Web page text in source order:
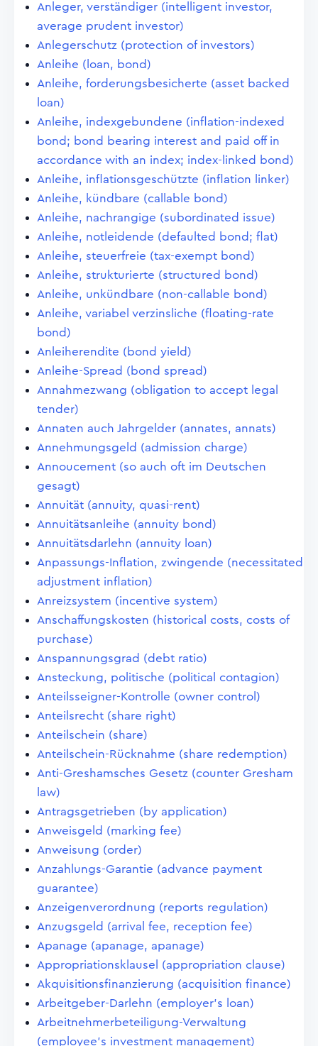
Anleger, verständiger (intelligent investor,
average prudent investor)
Anlegerschutz (protection of investors)
Anleihe (loan, bond)
Anleihe, forderungsbesicherte (asset backed
loan)
Anleihe, indexgebundene (inflation-indexed
bond; bond bearing interest and paid off in
accordance with an index; index-linked bond)
Anleihe, inflationsgeschützte (inflation linker)
Anleihe, kündbare (callable bond)
Anleihe, nachrangige (subordinated issue)
Anleihe, notleidende (defaulted bond; flat)
Anleihe, steuerfreie (tax-exempt bond)
Anleihe, strukturierte (structured bond)
Anleihe, unkündbare (non-callable bond)
Anleihe, variabel verzinsliche (floating-rate
bond)
Anleiherendite (bond yield)
Anleihe-Spread (bond spread)
Annahmezwang (obligation to accept legal
tender)
Annaten auch Jahrgelder (annates, annats)
Annehmungsgeld (admission charge)
Annoucement (so auch oft im Deutschen
gesagt)
Annuität (annuity, quasi-rent)
Annuitätsanleihe (annuity bond)
Annuitätsdarlehn (annuity loan)
Anpassungs-Inflation, zwingende (necessitated
adjustment inflation)
Anreizsystem (incentive system)
Anschaffungskosten (historical costs, costs of
purchase)
Anspannungsgrad (debt ratio)
Ansteckung, politische (political contagion)
Anteilsseigner-Kontrolle (owner control)
Anteilsrecht (share right)
Anteilschein (share)
Anteilschein-Rücknahme (share redemption)
Anti-Greshamsches Gesetz (counter Gresham
law)
Antragsgetrieben (by application)
Anweisgeld (marking fee)
Anweisung (order)
Anzahlungs-Garantie (advance payment
guarantee)
Anzeigenverordnung (reports regulation)
Anzugsgeld (arrival fee, reception fee)
Apanage (apanage, apanage)
Appropriationsklausel (appropriation clause)
Akquisitionsfinanzierung (acquisition finance)
Arbeitgeber-Darlehn (employer's loan)
Arbeitnehmerbeteiligung-Verwaltung
(employee's investment management)